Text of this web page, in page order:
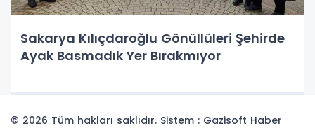
Sakarya Kılıçdaroğlu Gönüllüleri Şehirde
Ayak Basmadık Yer Bırakmıyor
© 2026 Tüm hakları saklıdır. Sistem : Gazisoft Haber